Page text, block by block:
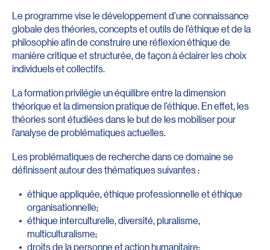
Le programme vise le développement d’une connaissance
globale des théories, concepts et outils de l’éthique et de la
philosophie afin de construire une réflexion éthique de
manière critique et structurée, de façon à éclairer les choix
individuels et collectifs.
La formation privilégie un équilibre entre la dimension
théorique et la dimension pratique de l’éthique. En effet, les
théories sont étudiées dans le but de les mobiliser pour
l’analyse de problématiques actuelles.
Les problématiques de recherche dans ce domaine se
définissent autour des thématiques suivantes :
éthique appliquée, éthique professionnelle et éthique
organisationnelle;
éthique interculturelle, diversité, pluralisme,
multiculturalisme;
droits de la personne et action humanitaire;